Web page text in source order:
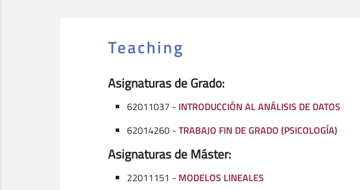
Teaching
Asignaturas de Grado:
62011037 - INTRODUCCIÓN AL ANÁLISIS DE DATOS
62014260 - TRABAJO FIN DE GRADO (PSICOLOGÍA)
Asignaturas de Máster:
22011151 - MODELOS LINEALES